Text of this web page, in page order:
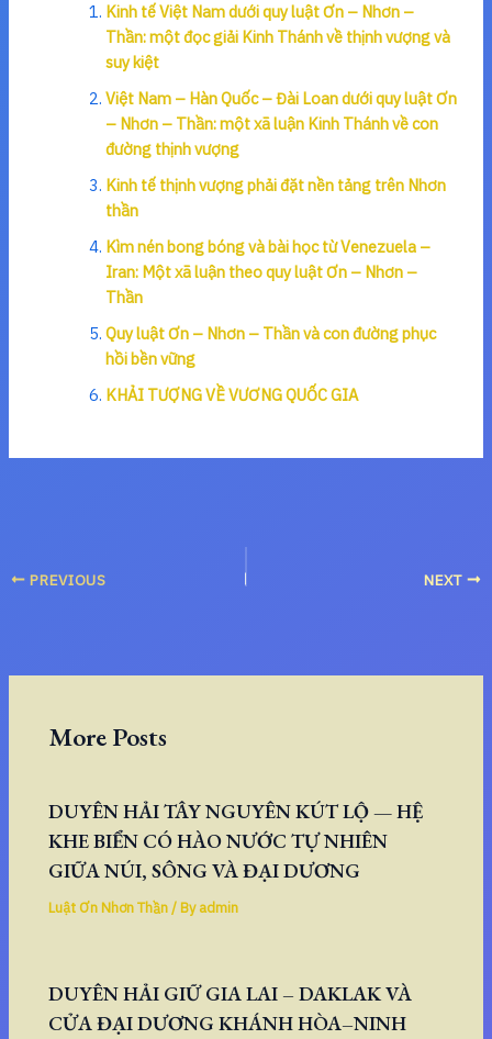
Kinh tế Việt Nam dưới quy luật Ơn – Nhơn –
Thần: một đọc giải Kinh Thánh về thịnh vượng và
suy kiệt
Việt Nam – Hàn Quốc – Đài Loan dưới quy luật Ơn
– Nhơn – Thần: một xã luận Kinh Thánh về con
đường thịnh vượng
Kinh tế thịnh vượng phải đặt nền tảng trên Nhơn
thần
Kìm nén bong bóng và bài học từ Venezuela –
Iran: Một xã luận theo quy luật Ơn – Nhơn –
Thần
Quy luật Ơn – Nhơn – Thần và con đường phục
hồi bền vững
KHẢI TƯỢNG VỀ VƯƠNG QUỐC GIA
PREVIOUS NEXT
More Posts
DUYÊN HẢI TÂY NGUYÊN KÚT LỘ — HỆ
KHE BIỂN CÓ HÀO NƯỚC TỰ NHIÊN
GIỮA NÚI, SÔNG VÀ ĐẠI DƯƠNG
Luật Ơn Nhơn Thần/ Byadmin
DUYÊN HẢI GIỮ GIA LAI – DAKLAK VÀ
CỬA ĐẠI DƯƠNG KHÁNH HÒA–NINH